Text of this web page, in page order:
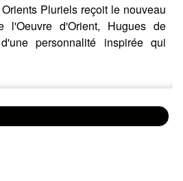
Pluriels reçoit le nouveau
l'Oeuvre d'Orient, Hugues de
personnalité inspirée qui